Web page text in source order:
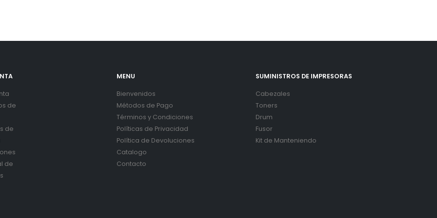
de
de
de
MENU
Bienvenidos
Métodos de Pago
Términos y Condiciones
Políticas de Privacidad
Política de Devoluciones
Catalogo
Contacto
SUMINISTROS DE IMPRESORAS
Cabezales
Toners
Drum
Fusor
Kit de Manteniendo